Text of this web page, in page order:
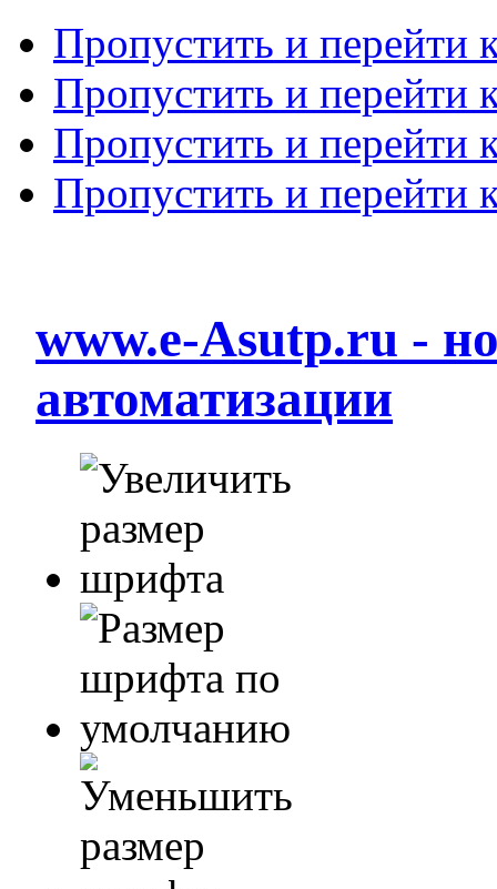
Пропустить и перейти
Пропустить и перейти
Пропустить и перейти
Пропустить и перейти
www.e-Asutp.ru -
автоматизации